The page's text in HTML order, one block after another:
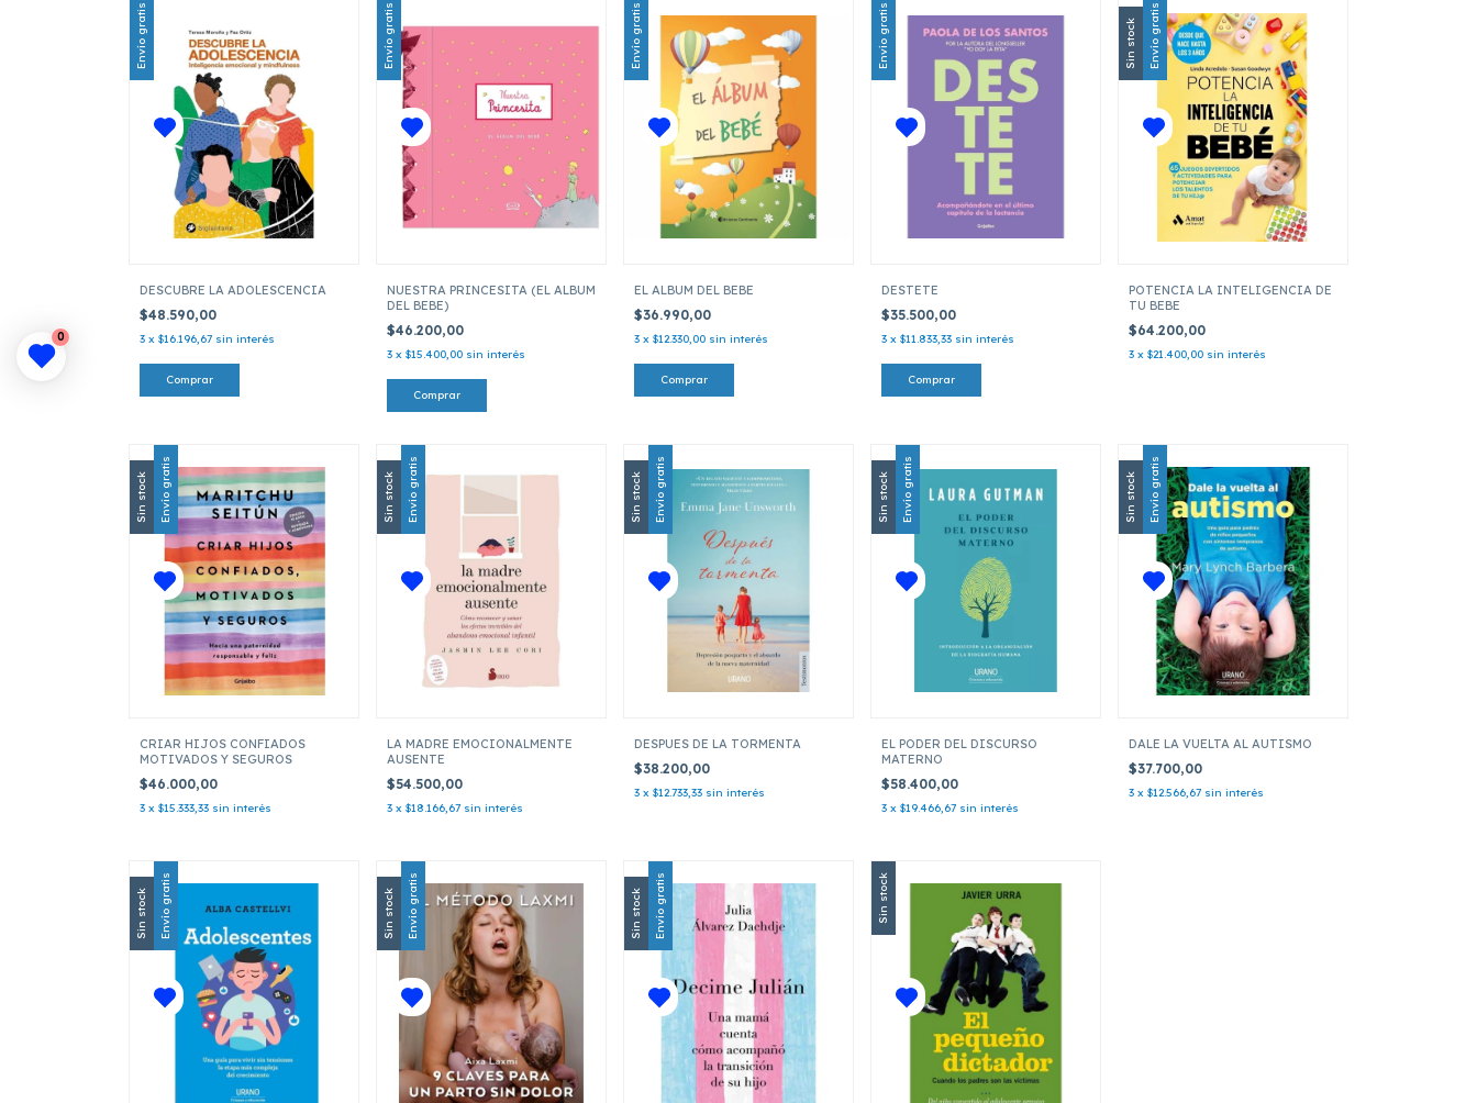
Envío gratis
DESCUBRE LA ADOLESCENCIA
$48.590,00
3 x $16.196,67 sin interés
Envío gratis
NUESTRA PRINCESITA (EL ALBUM
DEL BEBE)
$46.200,00
3 x $15.400,00 sin interés
Envío gratis
EL ALBUM DEL BEBE
$36.990,00
3 x $12.330,00 sin interés
Envío gratis
DESTETE
$35.500,00
3 x $11.833,33 sin interés
Sin stock Envío gratis
POTENCIA LA INTELIGENCIA DE
TU BEBE
$64.200,00
3 x $21.400,00 sin interés
Sin stock Envío gratis
CRIAR HIJOS CONFIADOS
MOTIVADOS Y SEGUROS
$46.000,00
3 x $15.333,33 sin interés
Sin stock Envío gratis
LA MADRE EMOCIONALMENTE
AUSENTE
$54.500,00
3 x $18.166,67 sin interés
Sin stock Envío gratis
DESPUES DE LA TORMENTA
$38.200,00
3 x $12.733,33 sin interés
Sin stock Envío gratis
EL PODER DEL DISCURSO
MATERNO
$58.400,00
3 x $19.466,67 sin interés
Sin stock Envío gratis
DALE LA VUELTA AL AUTISMO
$37.700,00
3 x $12.566,67 sin interés
Sin stock Envío gratis Sin stock Envío gratis Sin stock Envío gratis Sin stock
0